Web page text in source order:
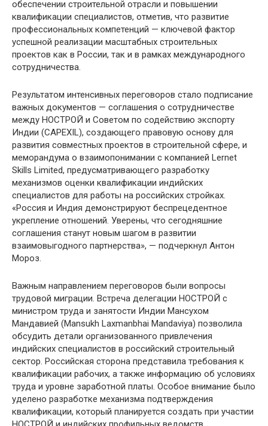
обеспечении строительной отрасли и повышении
квалификации специалистов, отметив, что развитие
профессиональных компетенций — ключевой фактор
успешной реализации масштабных строительных
проектов как в России, так и в рамках международного
сотрудничества.
Результатом интенсивных переговоров стало подписание
важных документов — соглашения о сотрудничестве
между НОСТРОЙ и Советом по содействию экспорту
Индии (CAPEXIL), создающего правовую основу для
развития совместных проектов в строительной сфере, и
меморандума о взаимопонимании с компанией Lernet
Skills Limited, предусматривающего разработку
механизмов оценки квалификации индийских
специалистов для работы на российских стройках.
«Россия и Индия демонстрируют беспрецедентное
укрепление отношений. Уверены, что сегодняшние
соглашения станут новым шагом в развитии
взаимовыгодного партнерства», — подчеркнул Антон
Мороз.
Важным направлением переговоров были вопросы
трудовой миграции. Встреча делегации НОСТРОЙ с
министром труда и занятости Индии Мансухом
Мандавией (Mansukh Laxmanbhai Mandaviya) позволила
обсудить детали организованного привлечения
индийских специалистов в российский строительный
сектор. Российская сторона представила требования к
квалификации рабочих, а также информацию об условиях
труда и уровне заработной платы. Особое внимание было
уделено разработке механизма подтверждения
квалификации, который планируется создать при участии